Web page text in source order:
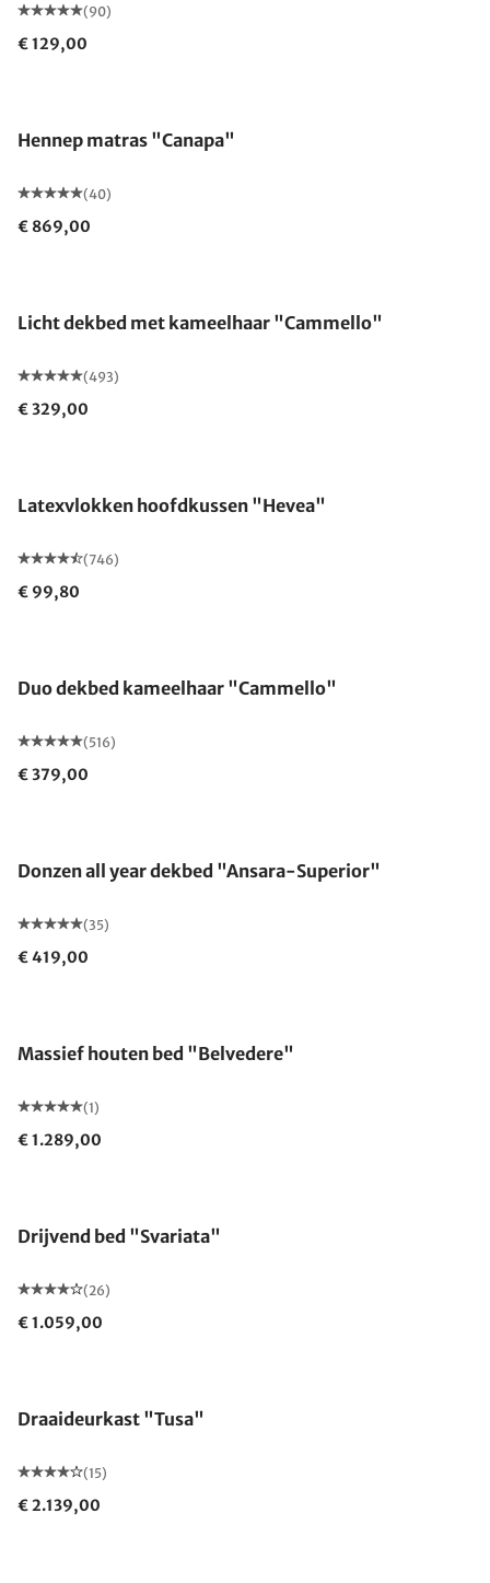
(90)
€ 129,00
Hennep matras "Canapa"
(40)
€ 869,00
Licht dekbed met kameelhaar "Cammello"
(493)
€ 329,00
Latexvlokken hoofdkussen "Hevea"
(746)
€ 99,80
Duo dekbed kameelhaar "Cammello"
(516)
€ 379,00
Donzen all year dekbed "Ansara-Superior"
(35)
€ 419,00
Massief houten bed "Belvedere"
(1)
€ 1.289,00
Drijvend bed "Svariata"
(26)
€ 1.059,00
Draaideurkast "Tusa"
(15)
€ 2.139,00